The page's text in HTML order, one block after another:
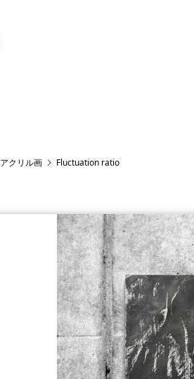
アクリル画 Fluctuation ratio